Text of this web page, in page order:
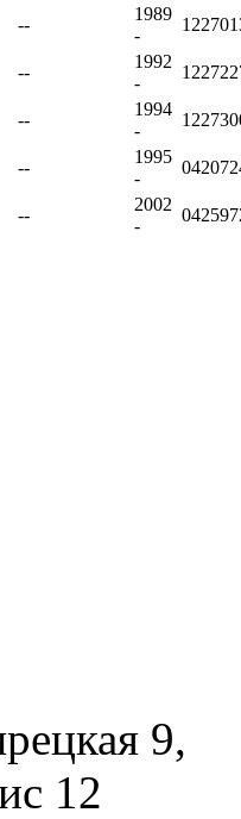
--
1989
-
--
1992
-
--
1994
-
--
1995
-
--
2002
-
9,
12